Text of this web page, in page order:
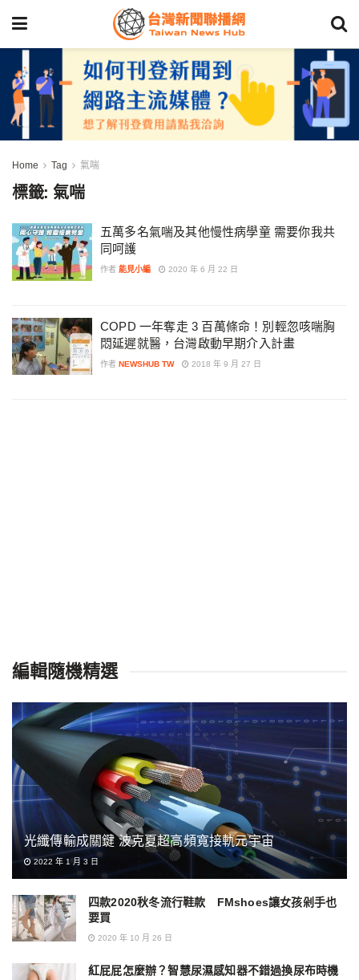
Home Tag 氣喘
標籤: 氣喘
五萬多名氣喘及其他慢性病學童 需要你我共
同呵護
作者 能見小編 2020 年 6 月 22 日
COPD 一年奪走 3 百萬條命！別輕忽咳喘胸
悶延遲就醫，台灣啟動早期介入計畫
作者 NEWSHUB TW 2018 年 9 月 27 日
編輯隨機精選
光纖傳輸成關鍵 波克夏超高頻寬接軌元宇宙
2022 年 1 月 3 日
四款2020秋冬流行鞋款 FMshoes讓女孩剁手也
要買
2020 年 10 月 26 日
紅屁屁怎麼辦？智慧尿濕感知器不錯過換尿布時機